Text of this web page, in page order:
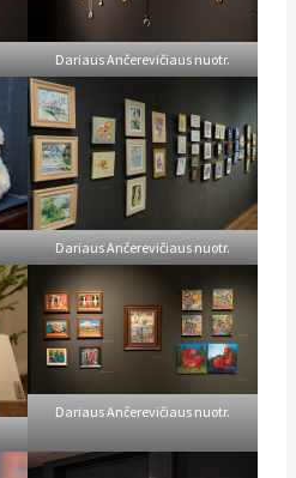
Dariaus Ančerevičiaus nuotr.
Dariaus Ančerevičiaus nuotr.
Dariaus Ančerevičiaus nuotr.